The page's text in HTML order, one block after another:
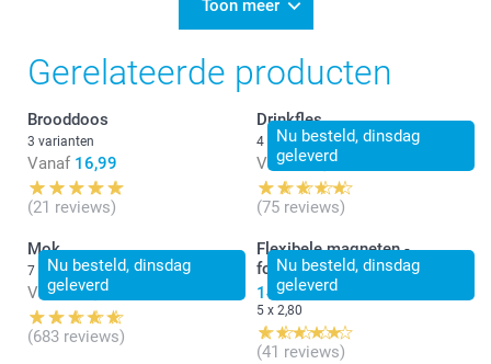
Toon meer
Gerelateerde producten
Brooddoos
3 varianten
Vanaf 16,99
(21 reviews)
Nu besteld, dinsdag
geleverd
Drinkfles
4 varianten
Vanaf 24,99
(75 reviews)
Nu besteld, dinsdag
geleverd
Mok
7 varianten
Vanaf 11,99
(683 reviews)
Nu besteld, dinsdag
geleverd
Flexibele magneten -
fotostrip
14,00
5 x 2,80
(41 reviews)